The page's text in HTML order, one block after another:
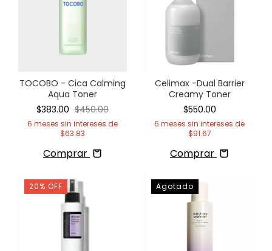
TOCOBO - Cica Calming
Aqua Toner
$383.00 $450.00
6 meses sin intereses de
$63.83
Comprar
Celimax -Dual Barrier
Creamy Toner
$550.00
6 meses sin intereses de
$91.67
Comprar
20% OFF Agotado